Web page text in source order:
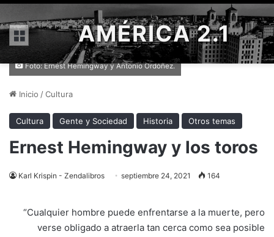
Menú AMÉRICA 2.1
Foto: Ernest Hemingway y Antonio Ordóñez.
Inicio /Cultura
Cultura Gente y Sociedad Historia Otros temas
Ernest Hemingway y los toros
Karl Krispin - Zendalibros septiembre 24, 2021 164
“Cualquier hombre puede enfrentarse a la muerte, pero
verse obligado a atraerla tan cerca como sea posible